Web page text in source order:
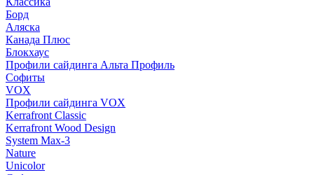
Борд
Аляска
Канада Плюс
Блокхаус
Профили сайдинга Альта Профиль
Софиты
VOX
Профили сайдинга VOX
Kerrafront Classic
Kerrafront Wood Design
System Max-3
Nature
Unicolor